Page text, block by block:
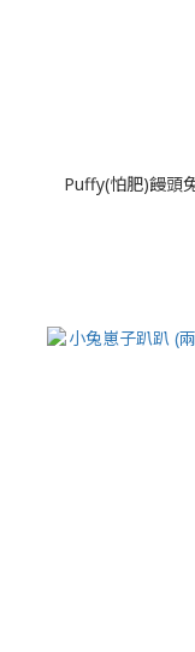
Puffy(怕肥)饅頭